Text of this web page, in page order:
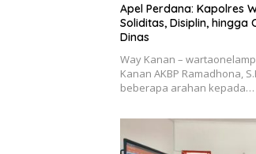
Apel Perdana: Kapolres
Soliditas, Disiplin, hingga
Dinas
Way Kanan –
Kanan AKBP Ramadhona,
beberapa arahan kepada…